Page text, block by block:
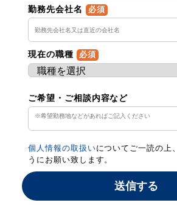
勤務先会社名 必須
現在の職種 必須
ご希望・ご相談内容など
個人情報の取扱いについてご一読の上
うにお願い致します。